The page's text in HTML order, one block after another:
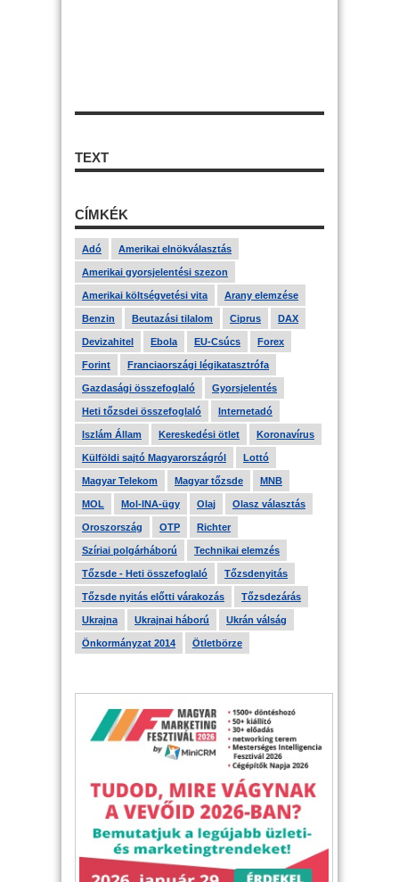
TEXT
CÍMKÉK
Adó Amerikai elnökválasztás
Amerikai gyorsjelentési szezon
Amerikai költségvetési vita Arany elemzése
Benzin Beutazási tilalom Ciprus DAX
Devizahitel Ebola EU-Csúcs Forex
Forint Franciaországi légikatasztrófa
Gazdasági összefoglaló Gyorsjelentés
Heti tőzsdei összefoglaló Internetadó
Iszlám Állam Kereskedési ötlet Koronavírus
Külföldi sajtó Magyarországról Lottó
Magyar Telekom Magyar tőzsde MNB
MOL Mol-INA-ügy Olaj Olasz választás
Oroszország OTP Richter
Szíriai polgárháború Technikai elemzés
Tőzsde - Heti összefoglaló Tőzsdenyitás
Tőzsde nyitás előtti várakozás Tőzsdezárás
Ukrajna Ukrajnai háború Ukrán válság
Önkormányzat 2014 Ötletbörze